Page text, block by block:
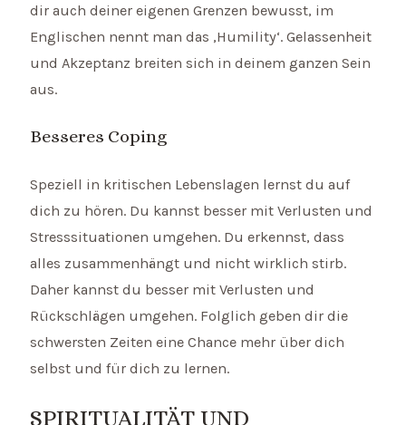
dir auch deiner eigenen Grenzen bewusst, im
Englischen nennt man das ‚Humility‘. Gelassenheit
und Akzeptanz breiten sich in deinem ganzen Sein
aus.
Besseres Coping
Speziell in kritischen Lebenslagen lernst du auf
dich zu hören. Du kannst besser mit Verlusten und
Stresssituationen umgehen. Du erkennst, dass
alles zusammenhängt und nicht wirklich stirb.
Daher kannst du besser mit Verlusten und
Rückschlägen umgehen. Folglich geben dir die
schwersten Zeiten eine Chance mehr über dich
selbst und für dich zu lernen.
SPIRITUALITÄT UND